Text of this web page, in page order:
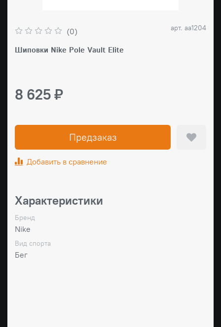
(0) арт. aa1204
Шиповки Nike Pole Vault Elite
8 625 ₽
Предзаказ
Добавить в сравнение
Характеристики
Бренд
Nike
Вид спорта
Бег